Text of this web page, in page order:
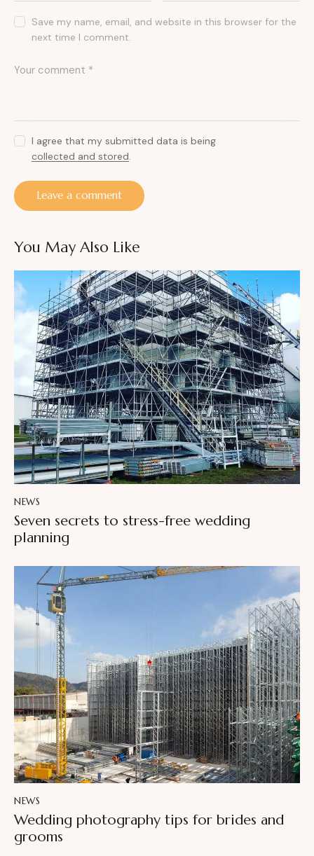
Save my name, email, and website in this browser for the
next time I comment.
I agree that my submitted data is being
collected and stored.
You May Also Like
NEWS
Seven secrets to stress-free wedding
planning
NEWS
Wedding photography tips for brides and
grooms